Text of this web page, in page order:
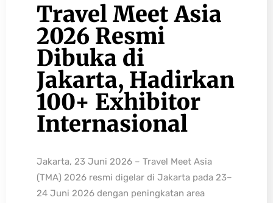
Travel Meet Asia
2026 Resmi
Dibuka di
Jakarta, Hadirkan
100+ Exhibitor
Internasional
Jakarta, 23 Juni 2026 – Travel Meet Asia
(TMA) 2026 resmi digelar di Jakarta pada 23–
24 Juni 2026 dengan peningkatan area